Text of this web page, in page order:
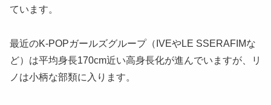
ています。
最近のK-POPガールズグループ（IVEやLE SSERAFIMな
ど）は平均身長170cm近い高身長化が進んでいますが、リ
ノは小柄な部類に入ります。